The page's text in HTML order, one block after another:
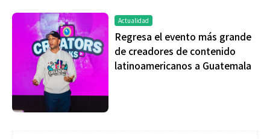
Actualidad
Regresa el evento más grande
de creadores de contenido
latinoamericanos a Guatemala